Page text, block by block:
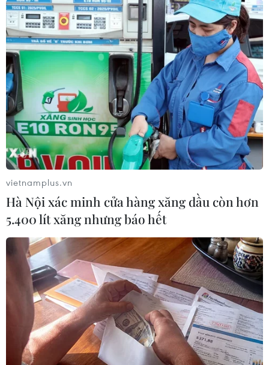
loại trừ khả năng này.
Hiện cảnh sát chống khủng bố đang tiếp tục hỗ
trợ cuộc điều tra./.
Anh: Hai trẻ em thiệt
mạng sau vụ đâm dao ở
Southport
Nghi can là một thiếu niên 17 tuổi,
sinh ra tại Cardiff, xứ Wales, và
sống ở làng Banks thuộc hạt
Lancashire, đã bị bắt vì tình nghi
cố ý giết người liên quan đến vụ
(TTXVN/Vietnam+)
vietnamplus.vn
Hà Nội xác minh cửa hàng xăng dầu còn hơn
5.400 lít xăng nhưng báo hết